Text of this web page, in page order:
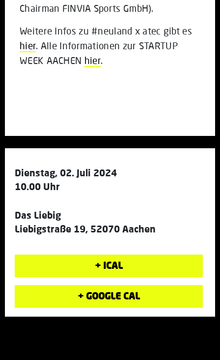
Chairman FINVIA Sports GmbH).
Weitere Infos zu #neuland x atec gibt es
hier. Alle Informationen zur STARTUP
WEEK AACHEN hier.
Dienstag, 02. Juli 2024
10.00 Uhr
Das Liebig
Liebigstraße 19, 52070 Aachen
+ ICAL
+ GOOGLE CAL